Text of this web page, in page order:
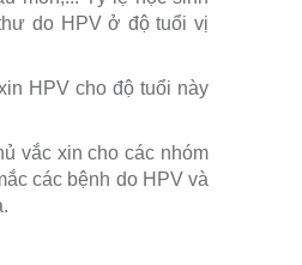
do HPV ở độ tuổi vị
HPV cho độ tuổi này
vắc xin cho các nhóm
các bệnh do HPV và